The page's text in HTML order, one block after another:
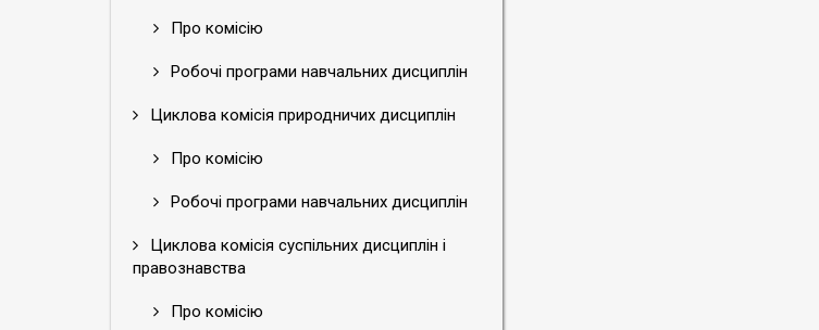
Про комісію
Робочі програми навчальних дисциплін
Циклова комісія природничих дисциплін
Про комісію
Робочі програми навчальних дисциплін
Циклова комісія суспільних дисциплін і
правознавства
Про комісію